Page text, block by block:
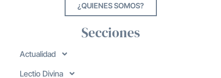
¿QUIENES SOMOS?
Secciones
Actualidad
Lectio Divina